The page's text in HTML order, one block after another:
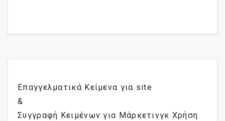
Επαγγελματικά Κείμενα για site
&
Συγγραφή Κειμένων για Μάρκετινγκ Χρήση